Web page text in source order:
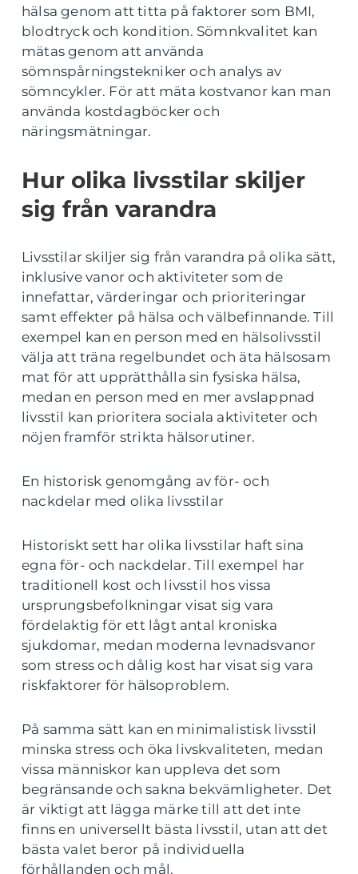
hälsa genom att titta på faktorer som BMI,
blodtryck och kondition. Sömnkvalitet kan
mätas genom att använda
sömnspårningstekniker och analys av
sömncykler. För att mäta kostvanor kan man
använda kostdagböcker och
näringsmätningar.
Hur olika livsstilar skiljer
sig från varandra
Livsstilar skiljer sig från varandra på olika sätt,
inklusive vanor och aktiviteter som de
innefattar, värderingar och prioriteringar
samt effekter på hälsa och välbefinnande. Till
exempel kan en person med en hälsolivsstil
välja att träna regelbundet och äta hälsosam
mat för att upprätthålla sin fysiska hälsa,
medan en person med en mer avslappnad
livsstil kan prioritera sociala aktiviteter och
nöjen framför strikta hälsorutiner.
En historisk genomgång av för- och
nackdelar med olika livsstilar
Historiskt sett har olika livsstilar haft sina
egna för- och nackdelar. Till exempel har
traditionell kost och livsstil hos vissa
ursprungsbefolkningar visat sig vara
fördelaktig för ett lågt antal kroniska
sjukdomar, medan moderna levnadsvanor
som stress och dålig kost har visat sig vara
riskfaktorer för hälsoproblem.
På samma sätt kan en minimalistisk livsstil
minska stress och öka livskvaliteten, medan
vissa människor kan uppleva det som
begränsande och sakna bekvämligheter. Det
är viktigt att lägga märke till att det inte
finns en universellt bästa livsstil, utan att det
bästa valet beror på individuella
förhållanden och mål.